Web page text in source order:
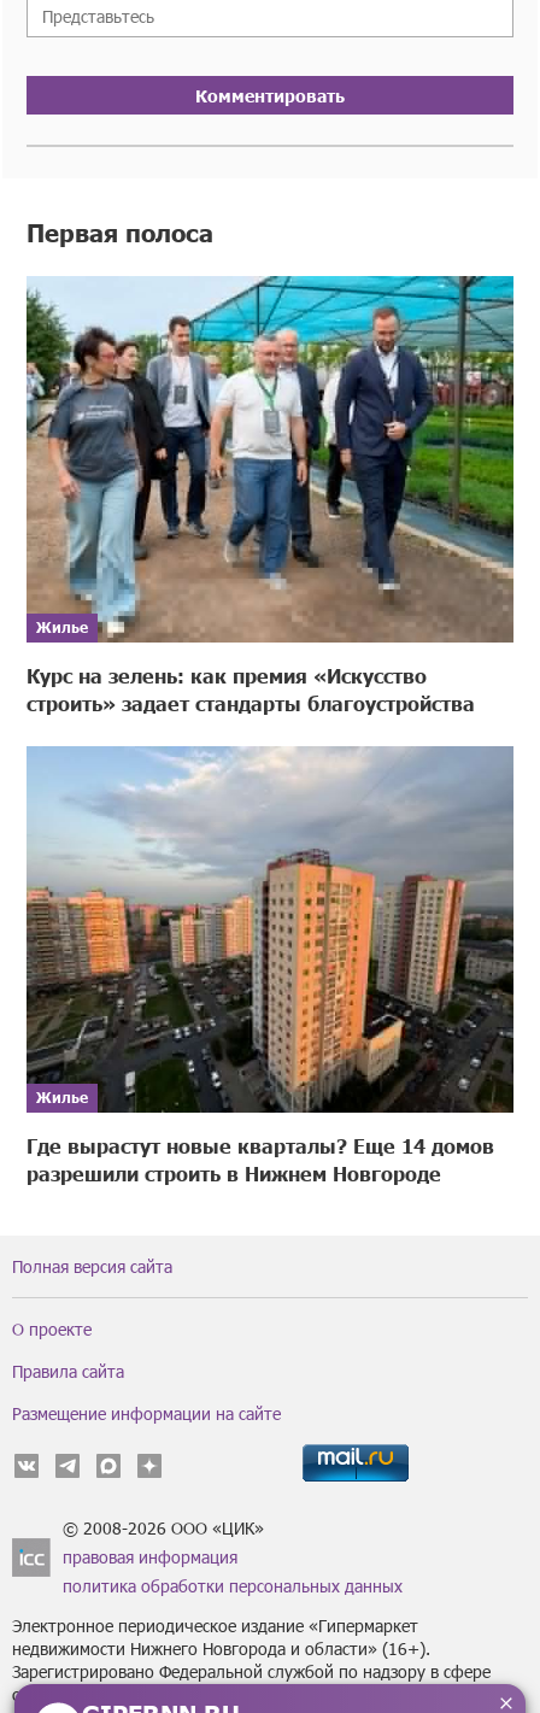
Комментировать
Первая полоса
Жилье
Курс на зелень: как премия «Искусство
строить» задает стандарты благоустройства
Жилье
Где вырастут новые кварталы? Еще 14 домов
разрешили строить в Нижнем Новгороде
Полная версия сайта
О проекте
Правила сайта
Размещение информации на сайте
© 2008-2026 ООО «ЦИК»
правовая информация
политика обработки персональных данных
Электронное периодическое издание «Гипермаркет
недвижимости Нижнего Новгорода и области» (16+).
Зарегистрировано Федеральной службой по надзору в сфере
связи, информационных технологий